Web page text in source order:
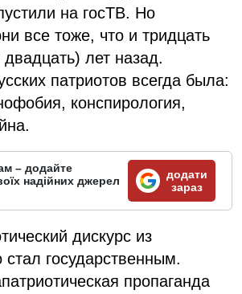
на госТВ. Но
все тоже, что и тридцать
лет назад.
патриотов всегда была:
конспирология,
– додайте
надійних джерел
додати
зараз
дискурс из
стал государственным.
пропаганда